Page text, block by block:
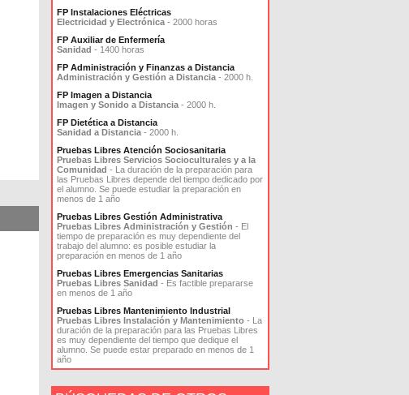
FP Instalaciones Eléctricas
Electricidad y Electrónica - 2000 horas
FP Auxiliar de Enfermería
Sanidad - 1400 horas
FP Administración y Finanzas a Distancia
Administración y Gestión a Distancia - 2000 h.
FP Imagen a Distancia
Imagen y Sonido a Distancia - 2000 h.
FP Dietética a Distancia
Sanidad a Distancia - 2000 h.
Pruebas Libres Atención Sociosanitaria
Pruebas Libres Servicios Socioculturales y a la
Comunidad - La duración de la preparación para
las Pruebas Libres depende del tiempo dedicado por
el alumno. Se puede estudiar la preparación en
menos de 1 año
Pruebas Libres Gestión Administrativa
Pruebas Libres Administración y Gestión - El
tiempo de preparación es muy dependiente del
trabajo del alumno: es posible estudiar la
preparación en menos de 1 año
Pruebas Libres Emergencias Sanitarias
Pruebas Libres Sanidad - Es factible prepararse
en menos de 1 año
Pruebas Libres Mantenimiento Industrial
Pruebas Libres Instalación y Mantenimiento - La
duración de la preparación para las Pruebas Libres
es muy dependiente del tiempo que dedique el
alumno. Se puede estar preparado en menos de 1
año